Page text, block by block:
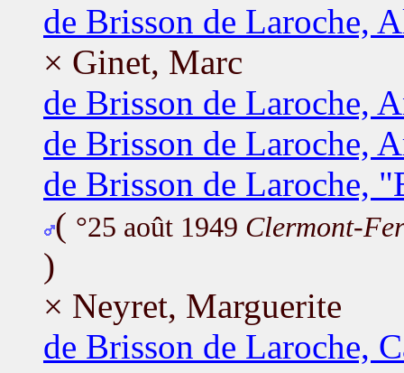
de Brisson de Laroche,
× Ginet, Marc
de Brisson de Laroche,
de Brisson de Laroche,
de Brisson de Laroche,
( °25 août 1949 Clermont-
)
× Neyret, Marguerite
de Brisson de Laroche,